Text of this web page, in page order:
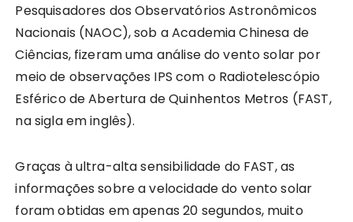
Pesquisadores dos Observatórios Astronômicos
Nacionais (NAOC), sob a Academia Chinesa de
Ciências, fizeram uma análise do vento solar por
meio de observações IPS com o Radiotelescópio
Esférico de Abertura de Quinhentos Metros (FAST,
na sigla em inglês).
Graças à ultra-alta sensibilidade do FAST, as
informações sobre a velocidade do vento solar
foram obtidas em apenas 20 segundos, muito